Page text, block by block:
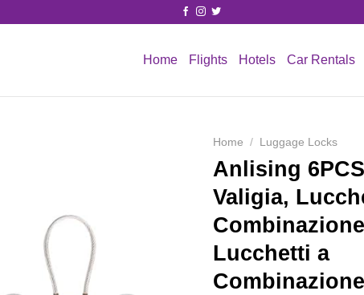
Home Flights Hotels Car Rentals
Home / Luggage Locks
Anlising
Valigia,
Lucchetti a